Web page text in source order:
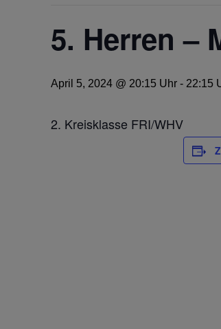
5. Herren –
April 5, 2024 @ 20:15 Uhr - 22:15
2. Kreisklasse FRI/WHV